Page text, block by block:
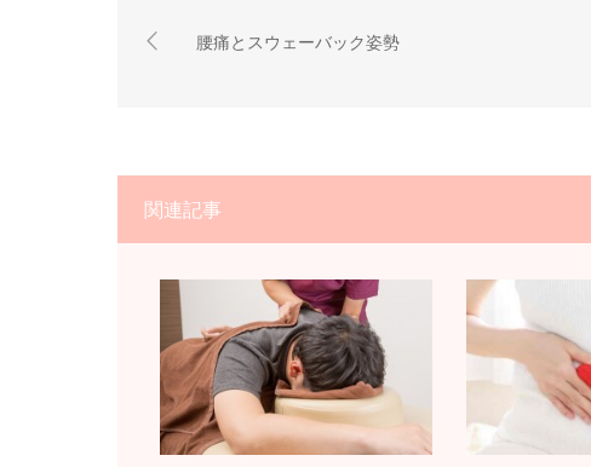
腰痛とスウェーバック姿勢
関連記事